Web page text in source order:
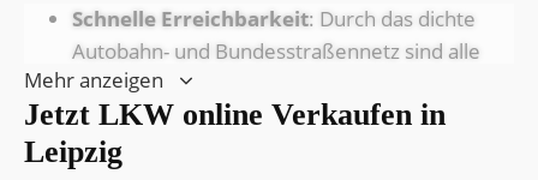
und Geschäftsviertel, etwa 6 km entfernt.
Markkleeberg : Eine Stadt südlich von Leipzig,
etwa 10 km entfernt.
Schkeuditz : Eine Stadt nordwestlich von
Leipzig, etwa 15 km entfernt.
Schnelle Erreichbarkeit: Durch das dichte
Autobahn- und Bundesstraßennetz sind alle
Stadtteile und umliegenden Orte schnell
erreichbar.
Effiziente Logistik
Mehr anzeigen
Jetzt LKW online Verkaufen in
Leipzig